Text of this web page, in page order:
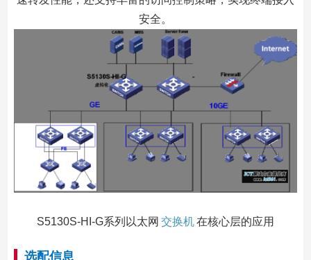
安全。
S5130S-HI-G系列以太网 交换机在核心层的应用
选配信息